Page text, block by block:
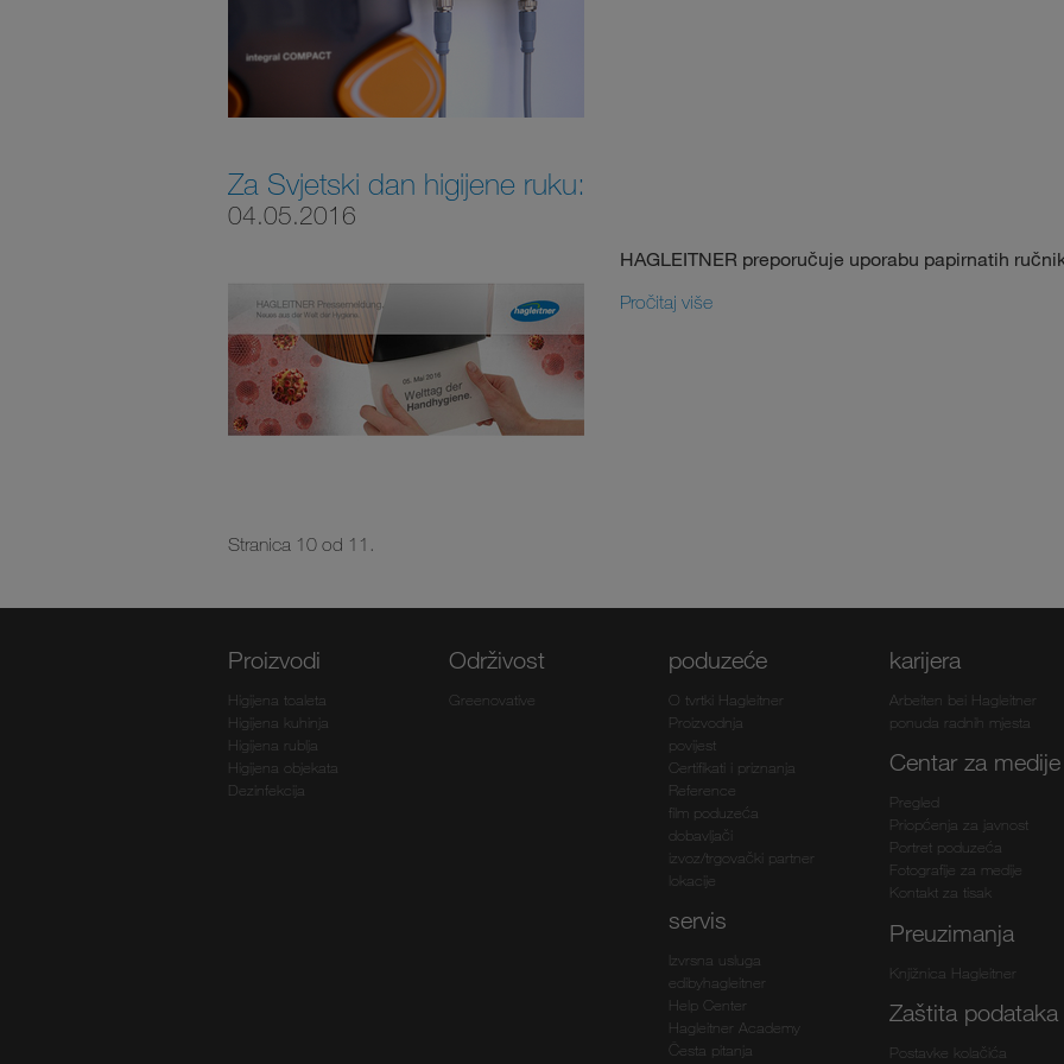
Za Svjetski dan higijene ruku:
04.05.2016
HAGLEITNER preporučuje uporabu papirnatih
Pročitaj više
Stranica 10 od 11.
Proizvodi
Higijena toaleta
Higijena kuhinja
Higijena rublja
Higijena objekata
Dezinfekcija
Održivost
Greenovative
poduzeće
O tvrtki Hagleitner
Proizvodnja
povijest
Certifikati i priznanja
Reference
film poduzeća
dobavljači
izvoz/trgovački partner
lokacije
servis
Izvrsna usluga
edibyhagleitner
Help Center
Hagleitner Academy
Česta pitanja
karijera
Arbeiten bei Hagleitner
ponuda radnih mjesta
Centar za medije
Pregled
Priopćenja za javnost
Portret poduzeća
Fotografije za medije
Kontakt za tisak
Preuzimanja
Knjižnica Hagleitner
Zaštita podataka
Postavke kolačića